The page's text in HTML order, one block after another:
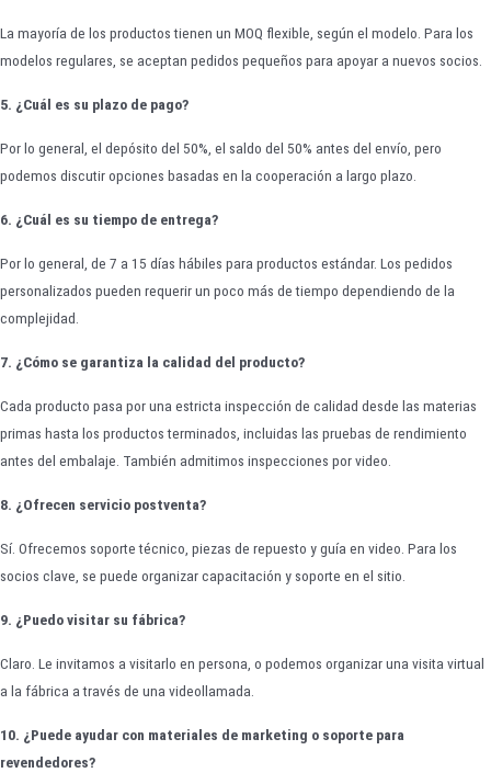
La mayoría de los productos tienen un MOQ flexible, según el modelo. Para los
modelos regulares, se aceptan pedidos pequeños para apoyar a nuevos socios.
5. ¿Cuál es su plazo de pago?
Por lo general, el depósito del 50%, el saldo del 50% antes del envío, pero
podemos discutir opciones basadas en la cooperación a largo plazo.
6. ¿Cuál es su tiempo de entrega?
Por lo general, de 7 a 15 días hábiles para productos estándar. Los pedidos
personalizados pueden requerir un poco más de tiempo dependiendo de la
complejidad.
7. ¿Cómo se garantiza la calidad del producto?
Cada producto pasa por una estricta inspección de calidad desde las materias
primas hasta los productos terminados, incluidas las pruebas de rendimiento
antes del embalaje. También admitimos inspecciones por video.
8. ¿Ofrecen servicio postventa?
Sí. Ofrecemos soporte técnico, piezas de repuesto y guía en video. Para los
socios clave, se puede organizar capacitación y soporte en el sitio.
9. ¿Puedo visitar su fábrica?
Claro. Le invitamos a visitarlo en persona, o podemos organizar una visita virtual
a la fábrica a través de una videollamada.
10. ¿Puede ayudar con materiales de marketing o soporte para
revendedores?